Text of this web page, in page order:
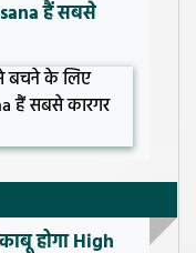
हैं सबसे
होगा High